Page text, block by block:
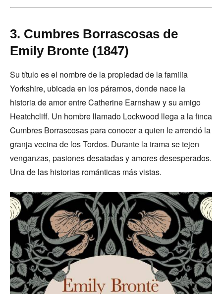
3. Cumbres Borrascosas de
Emily Bronte (1847)
Su título es el nombre de la propiedad de la familia
Yorkshire, ubicada en los páramos, donde nace la
historia de amor entre Catherine Earnshaw y su amigo
Heatchcliff. Un hombre llamado Lockwood llega a la finca
Cumbres Borrascosas para conocer a quien le arrendó la
granja vecina de los Tordos. Durante la trama se tejen
venganzas, pasiones desatadas y amores desesperados.
Una de las historias románticas más vistas.